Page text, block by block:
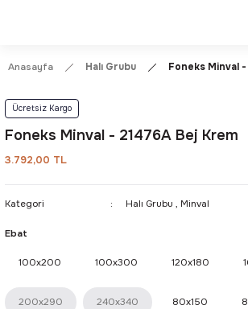
Güvenli
Anasayfa Halı Grubu Foneks Minval -
Ücretsiz Kargo
Foneks Minval - 21476A Bej Krem
3.792,00 TL
Kategori Halı Grubu , Minval
Ebat
100x200 100x300 120x180
200x290 240x340 80x150